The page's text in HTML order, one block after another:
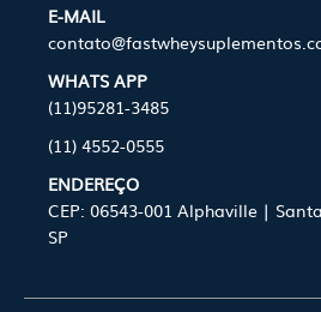
E-MAIL
WHATS APP
(11)95281-3485
(11) 4552-0555
ENDEREÇO
CEP: 06543-001 Alphaville |
SP